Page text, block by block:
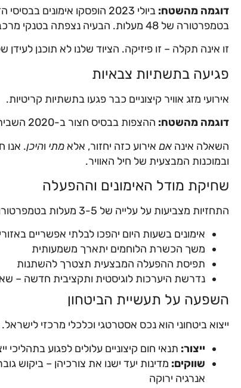
דוגמה מהשטח:
ביולי 2023 הופסקו
בטמפרטורה של 48 מעלות. הבעיה נצפתה בטנקי מרכבה ובמערכות הגנה אווירית.
זו אינה תקלה – זו פיזיקה. הציוד שלנו לא תוכנן לעידן
פגיעה בתשתיות צבאיות
אירועי מזג אוויר קיצוניים כבר פגעו בתשתיות קריטיות.
דוגמה מהשטח: ההצפות בבסיס חצור ב-2020 השביתו מטוסי קרב והסבו נזק בעשרות מיליוני שקלים.
השאלה אינה אם אירוע כזה יחזור, אלא מתי והיכן. אנו
ובמוכנות המבצעית של חיל האוויר.
שחיקת מודל האימונים וההפעלה
התחזיות מצביעות על עלייה של 3-5 מעלות בטמפרטורות הקיץ הממוצעות עד 2050. המשמעות:
אימונים בשעות היום יהפכו לבלתי אפשריים
משך הכשרת הלוחמים יתארך משמעותית
תפיסת ההפעלה המבצעית תצטרך להשתנות
נדרשת היערכות לוגיסטית ותקציבית חדשה –
השפעה על תעשיית הביטחון
ייצוא ביטחוני הוא נכס אסטרטגי וכלכלי מרכזי
ייצור: תנאי חום קיצוניים עלולים לפגוע בתהליכי
שווקים: מדינות יעד ישנו את צורכיהן – ביקוש
אנרגיה ירוקה